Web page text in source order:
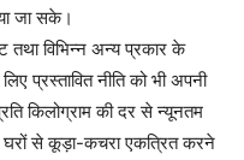
जा सके।
तथा विभिन्न अन्य प्रकार के
प्रस्तावित नीति को भी अपनी
किलोग्राम की दर से न्यूनतम
घरों से कूड़ा-कचरा एकत्रित करने